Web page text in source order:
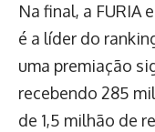
Na final, a FURIA
é a líder do
uma premiação
recebendo 285
de 1,5 milhão de